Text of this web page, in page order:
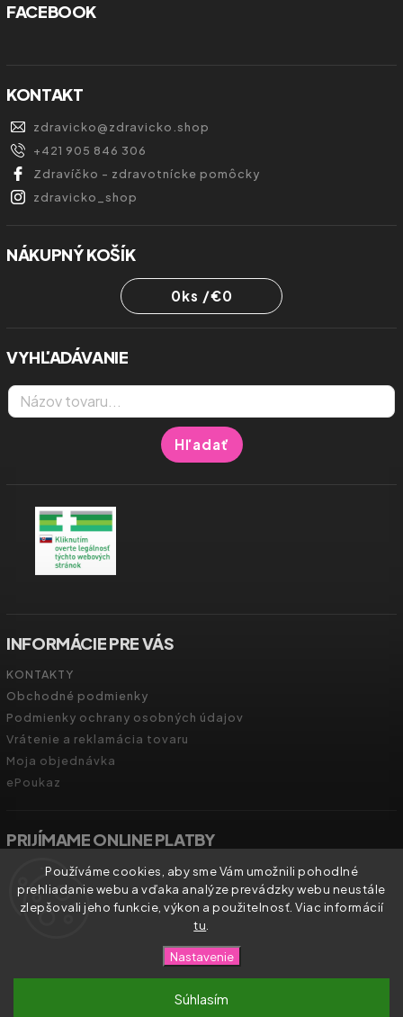
Používáme cookies, aby sme Vám umožnili pohodlné
prehliadanie webu a vďaka analýze prevádzky webu neustále
zlepšovali jeho funkcie, výkon a použitelnosť. Viac informácií
tu
Nastavenie
Súhlasím
FACEBOOK
KONTAKT
zdravicko@zdravicko.shop
+421 905 846 306
Zdravíčko - zdravotnícke pomôcky
zdravicko_shop
NÁKUPNÝ KOŠÍK
0ks /€0
VYHĽADÁVANIE
Hľadať
INFORMÁCIE PRE VÁS
KONTAKTY
Obchodné podmienky
Podmienky ochrany osobných údajov
Vrátenie a reklamácia tovaru
Moja objednávka
ePoukaz
PRIJÍMAME ONLINE PLATBY
Zdravíčko.shop. Všetky práva vyhradené.
Shoptet| DesignShoptak.cz.